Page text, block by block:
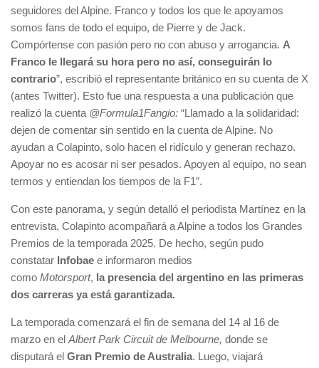
seguidores del Alpine. Franco y todos los que le apoyamos
somos fans de todo el equipo, de Pierre y de Jack.
Compórtense con pasión pero no con abuso y arrogancia. A
Franco le llegará su hora pero no así, conseguirán lo
contrario”, escribió el representante británico en su cuenta de X
(antes Twitter). Esto fue una respuesta a una publicación que
realizó la cuenta @Formula1Fangio: “Llamado a la solidaridad:
dejen de comentar sin sentido en la cuenta de Alpine. No
ayudan a Colapinto, solo hacen el ridículo y generan rechazo.
Apoyar no es acosar ni ser pesados. Apoyen al equipo, no sean
termos y entiendan los tiempos de la F1″.
Con este panorama, y según detalló el periodista Martínez en la
entrevista, Colapinto acompañará a Alpine a todos los Grandes
Premios de la temporada 2025. De hecho, según pudo
constatar Infobae e informaron medios
como Motorsport, la presencia del argentino en las primeras
dos carreras ya está garantizada.
La temporada comenzará el fin de semana del 14 al 16 de
marzo en el Albert Park Circuit de Melbourne, donde se
disputará el Gran Premio de Australia. Luego, viajará